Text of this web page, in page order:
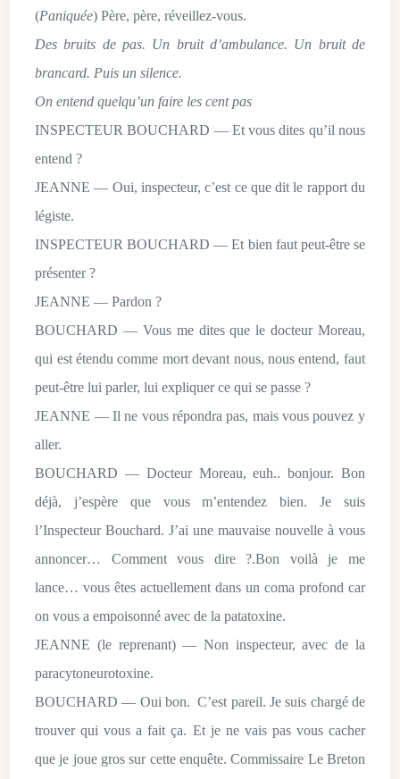
(Paniquée) Père, père, réveillez-vous.
Des bruits de pas. Un bruit d’ambulance. Un bruit de
brancard. Puis un silence.
On entend quelqu’un faire les cent pas
INSPECTEUR BOUCHARD — Et vous dites qu’il nous
entend ?
JEANNE — Oui, inspecteur, c’est ce que dit le rapport du
légiste.
INSPECTEUR BOUCHARD — Et bien faut peut-être se
présenter ?
JEANNE — Pardon ?
BOUCHARD — Vous me dites que le docteur Moreau,
qui est étendu comme mort devant nous, nous entend, faut
peut-être lui parler, lui expliquer ce qui se passe ?
JEANNE — Il ne vous répondra pas, mais vous pouvez y
aller.
BOUCHARD — Docteur Moreau, euh.. bonjour. Bon
déjà, j’espère que vous m’entendez bien. Je suis
l’Inspecteur Bouchard. J’ai une mauvaise nouvelle à vous
annoncer… Comment vous dire ?.Bon voilà je me
lance… vous êtes actuellement dans un coma profond car
on vous a empoisonné avec de la patatoxine.
JEANNE (le reprenant) — Non inspecteur, avec de la
paracytoneurotoxine.
BOUCHARD — Oui bon. C’est pareil. Je suis chargé de
trouver qui vous a fait ça. Et je ne vais pas vous cacher
que je joue gros sur cette enquête. Commissaire Le Breton